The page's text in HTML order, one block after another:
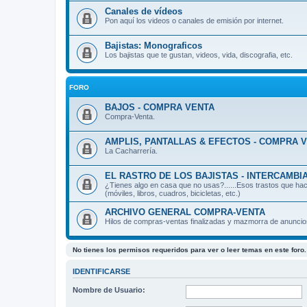
Canales de vídeos
Pon aquí los videos o canales de emisión por internet.
Bajistas: Monograficos
Los bajistas que te gustan, videos, vida, discografia, etc.
FORO
BAJOS - COMPRA VENTA
Compra-Venta.
AMPLIS, PANTALLAS & EFECTOS - COMPRA
La Cacharrería.
EL RASTRO DE LOS BAJISTAS -
¿Tienes algo en casa que no usas?......Esos trastos que
(móviles, libros, cuadros, bicicletas, etc.)
ARCHIVO GENERAL COMPRA-VENTA
Hilos de compras-ventas finalizadas y mazmorra de
No tienes los permisos requeridos para ver o leer temas en este foro.
IDENTIFICARSE
Nombre de Usuario: